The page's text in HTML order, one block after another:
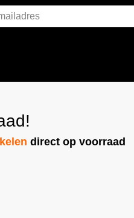
(Vereist)
direct op voorraad